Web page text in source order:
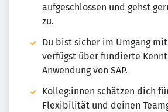
aufgeschlossen und gehst
zu.
Du bist sicher im Umgang mit
verfügst über fundierte
Anwendung von SAP.
Kolleg:innen schätzen dich
Flexibilität und deinen